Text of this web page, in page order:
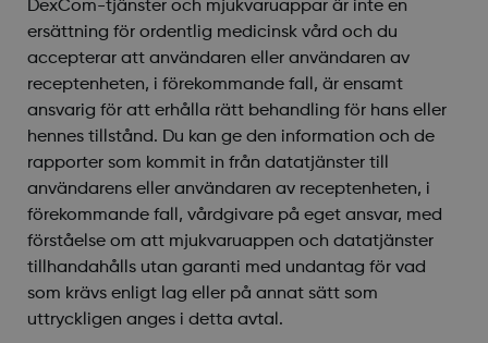
DexCom-tjänster och mjukvaruappar är inte en
ersättning för ordentlig medicinsk vård och du
accepterar att användaren eller användaren av
receptenheten, i förekommande fall, är ensamt
ansvarig för att erhålla rätt behandling för hans eller
hennes tillstånd. Du kan ge den information och de
rapporter som kommit in från datatjänster till
användarens eller användaren av receptenheten, i
förekommande fall, vårdgivare på eget ansvar, med
förståelse om att mjukvaruappen och datatjänster
tillhandahålls utan garanti med undantag för vad
som krävs enligt lag eller på annat sätt som
uttryckligen anges i detta avtal.